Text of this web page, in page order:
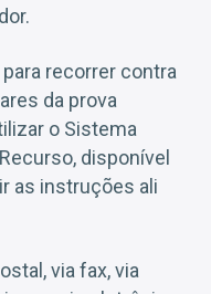
recorrer contra
da prova
o Sistema
disponível
as instruções ali
via fax, via